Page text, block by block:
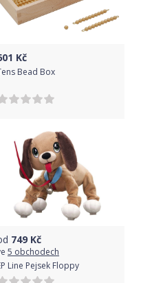
Kč
Bead Box
749 Kč
5 obchodech
Line Pejsek Floppy